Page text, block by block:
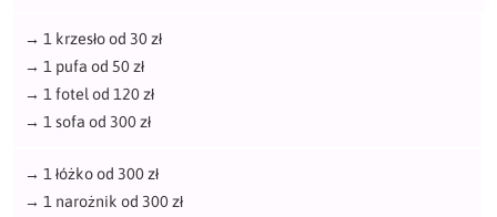
→ 1 krzesło od 30 zł
→ 1 pufa od 50 zł
→ 1 fotel od 120 zł
→ 1 sofa od 300 zł
→ 1 łóżko od 300 zł
→ 1 narożnik od 300 zł